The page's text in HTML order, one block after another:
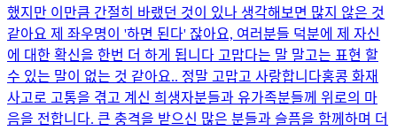
했지만 이만큼 간절히 바랬던 것이 있나 생각해보면 많지 않은 것
같아요 제 좌우명이 '하면 된다' 잖아요, 여러분들 덕분에 제 자신
에 대한 확신을 한번 더 하게 됩니다 고맙다는 말 말고는 표현 할
수 있는 말이 없는 것 같아요.. 정말 고맙고 사랑합니다홍콩 화재
사고로 고통을 겪고 계신 희생자분들과 유가족분들께 위로의 마
음을 전합니다. 큰 충격을 받으신 많은 분들과 슬픔을 함께하며 더